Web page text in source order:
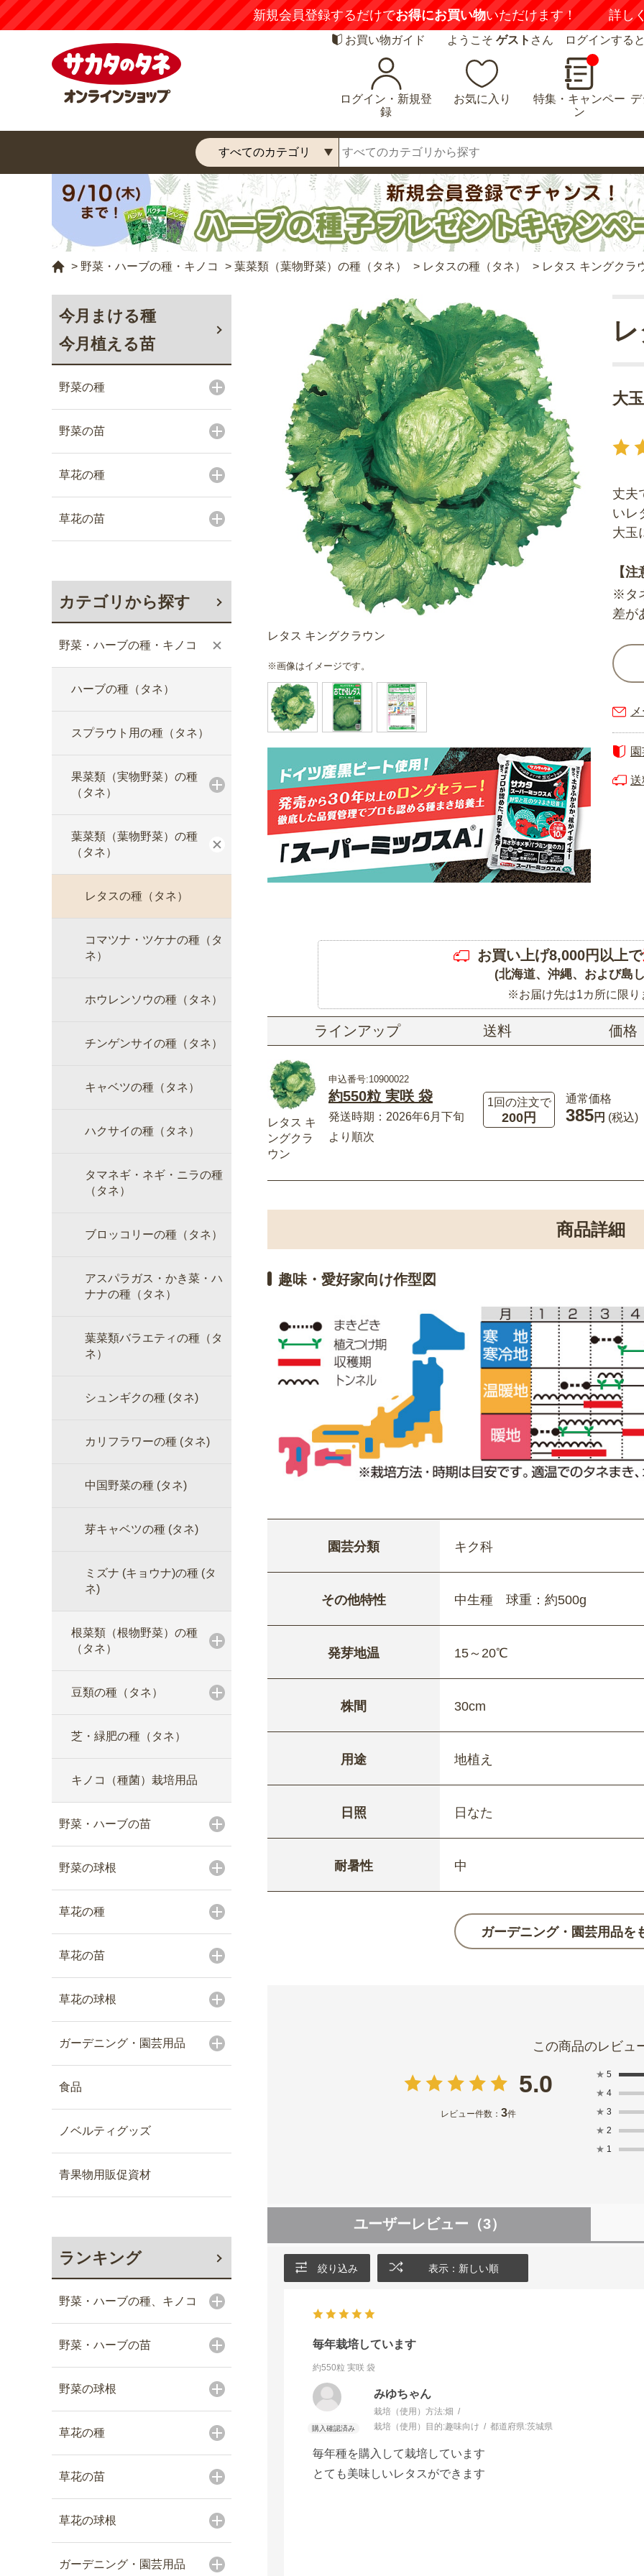
新規会員登録するだけでお得にお買い物いただけます！ 詳し
お買い物ガイド ようこそ ゲスト さん ログインすると
ログイン・新規登
録
お気に入り
特集・キャンペー
ン
> 野菜・ハーブの種・キノコ > 葉菜類（葉物野菜）の種（タネ） > レタスの種（タネ） > レタス キングクラ
今月まける種
今月植える苗
野菜の種
野菜の苗
草花の種
草花の苗
カテゴリから探す
野菜・ハーブの種・キノコ
ハーブの種（タネ）
スプラウト用の種（タネ）
果菜類（実物野菜）の種
（タネ）
葉菜類（葉物野菜）の種
（タネ）
レタスの種（タネ）
コマツナ・ツケナの種（タ
ネ）
ホウレンソウの種（タネ）
チンゲンサイの種（タネ）
キャベツの種（タネ）
ハクサイの種（タネ）
タマネギ・ネギ・ニラの種
（タネ）
ブロッコリーの種（タネ）
アスパラガス・かき菜・ハ
ナナの種（タネ）
葉菜類バラエティの種（タ
ネ）
シュンギクの種 (タネ)
カリフラワーの種 (タネ)
中国野菜の種 (タネ)
芽キャベツの種 (タネ)
ミズナ (キョウナ)の種 (タ
ネ)
根菜類（根物野菜）の種
（タネ）
豆類の種（タネ）
芝・緑肥の種（タネ）
キノコ（種菌）栽培用品
野菜・ハーブの苗
野菜の球根
草花の種
草花の苗
草花の球根
ガーデニング・園芸用品
食品
ノベルティグッズ
青果物用販促資材
ランキング
野菜・ハーブの種、キノコ
野菜・ハーブの苗
野菜の球根
草花の種
草花の苗
草花の球根
ガーデニング・園芸用品
レタス キングクラウン
※画像はイメージです。
大
丈夫
いレ
大玉
【注
※タ
差が
送
お買い上げ8,000円以上で
(北海道、沖縄、および島
※お届け先は1カ所に限り
ラインアップ 送料 価格
レタス キ
ングクラ
ウン
申込番号:10900022
約550粒 実咲 袋
発送時期：2026年6月下旬
より順次
1回の注文で
200円
通常価格
385円 (税込)
商品詳細
趣味・愛好家向け作型図
園芸分類 キク科
その他特性 中生種 球重：約500g
発芽地温 15～20℃
株間 30cm
用途 地植え
日照 日なた
耐暑性 中
ガーデニング・園芸用品を
5.0
レビュー件数： 3件
★ 5
★ 4
★ 3
★ 2
★ 1
ユーザーレビュー （3）
絞り込み 表示：新しい順
毎年栽培しています
約550粒 実咲 袋
みゆちゃん
栽培（使用）方法:畑
栽培（使用）目的:趣味向け 都道府県:茨城県
毎年種を購入して栽培しています
とても美味しいレタスができます